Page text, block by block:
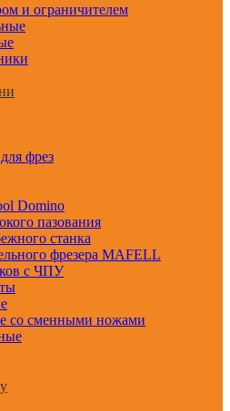
и ограничителем
фрез
Domino
пазования
станка
фрезера MAFELL
с ЧПУ
со сменными ножами